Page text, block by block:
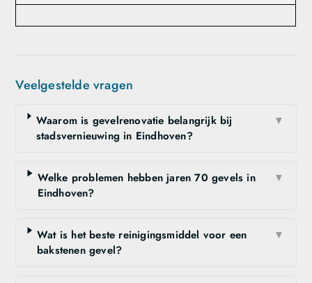
Veelgestelde vragen
Waarom is gevelrenovatie belangrijk bij
stadsvernieuwing in Eindhoven?
▼
Welke problemen hebben jaren 70 gevels in
Eindhoven?
▼
Wat is het beste reinigingsmiddel voor een
bakstenen gevel?
▼